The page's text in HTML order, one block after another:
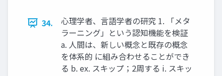
34.
心理学者、言語学者の研究 1. 「メタ
ラーニング」という認知機能を検証
a. 人間は、新しい概念と既存の概念
を体系的 に組み合わせることができ
る b. ex. スキップ；2周する i. スキッ